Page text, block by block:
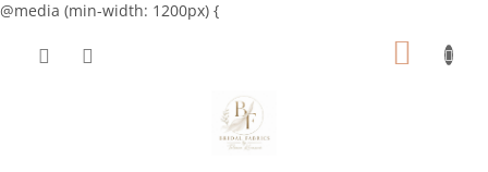
@media (min-width: 1200px) {